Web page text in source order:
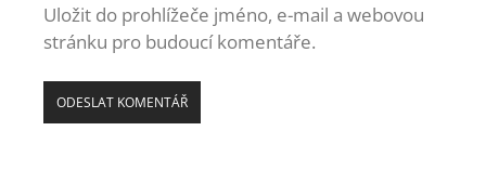
Uložit do prohlížeče jméno, e-mail a webovou
stránku pro budoucí komentáře.